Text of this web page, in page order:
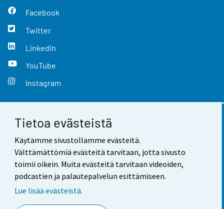
Tietoa evästeistä
Käytämme sivustollamme evästeitä.
Välttämättömiä evästeitä tarvitaan, jotta sivusto
toimii oikein. Muita evästeitä tarvitaan videoiden,
podcastien ja palautepalvelun esittämiseen.
Lue lisää evästeistä.
Facebook
Twitter
LinkedIn
YouTube
Instagram
Yhteystiedot
Palaute
Käyttöehdot
Saavutettavuus